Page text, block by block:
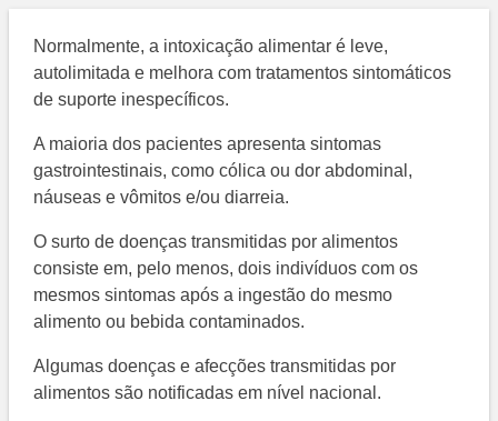
Normalmente, a intoxicação alimentar é leve,
autolimitada e melhora com tratamentos sintomáticos
de suporte inespecíficos.
A maioria dos pacientes apresenta sintomas
gastrointestinais, como cólica ou dor abdominal,
náuseas e vômitos e/ou diarreia.
O surto de doenças transmitidas por alimentos
consiste em, pelo menos, dois indivíduos com os
mesmos sintomas após a ingestão do mesmo
alimento ou bebida contaminados.
Algumas doenças e afecções transmitidas por
alimentos são notificadas em nível nacional.